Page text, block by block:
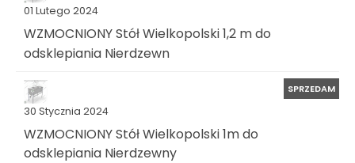
01 Lutego 2024
WZMOCNIONY Stół Wielkopolski 1,2 m do
odsklepiania Nierdzewn
30 Stycznia 2024
SPRZEDAM
WZMOCNIONY Stół Wielkopolski 1m do
odsklepiania Nierdzewny